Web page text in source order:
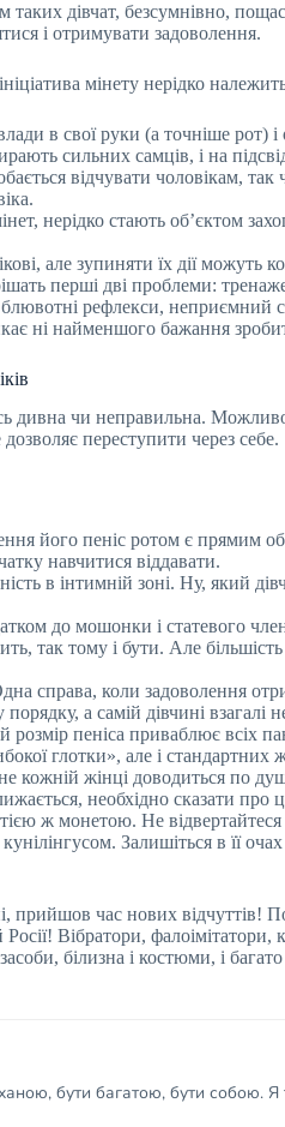
дівчат, безсумнівно,
і отримувати задоволення.
мінету нерідко
в свої руки (а точніше
сильних самців, і на
відчувати чоловікам,
нерідко стають об’єктом
але зупиняти їх дії
перші дві проблеми:
рефлекси,
ні найменшого бажання
дивна чи неправильна.
переступити через себе.
його пеніс ротом є прямим
навчитися віддавати.
в інтимній зоні. Ну, який
до мошонки і статевого
так тому і бути. Але
справа, коли задоволення
а самій дівчині взагалі
пеніса приваблює всіх
глотки», але і стандартних
кожній жінці доводиться по
необхідно сказати про
ж монетою. Не відвертайтеся
Залишіться в її
прийшов час нових
Вібратори,
білизна і костюми, і
бути багатою, бути собою.